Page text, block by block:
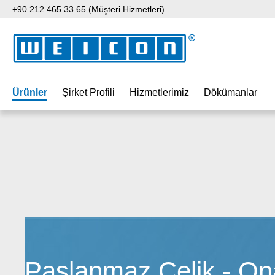
içeriğe geç
Aramaya atla
Ana navigasyona geç
+90 212 465 33 65 (Müşteri Hizmetleri)
Ürünler Şirket Profili Hizmetlerimiz Dökümanlar